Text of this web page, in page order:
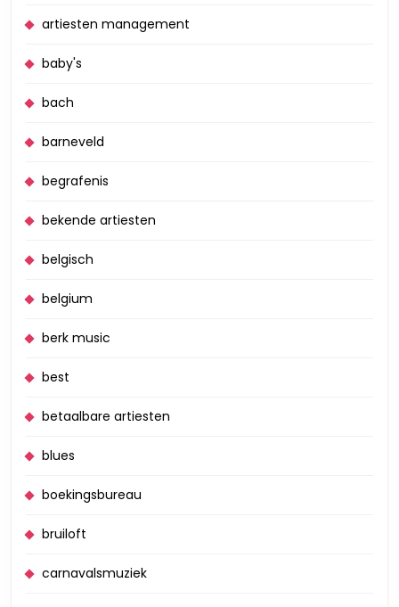
artiesten management
baby's
bach
barneveld
begrafenis
bekende artiesten
belgisch
belgium
berk music
best
betaalbare artiesten
blues
boekingsbureau
bruiloft
carnavalsmuziek